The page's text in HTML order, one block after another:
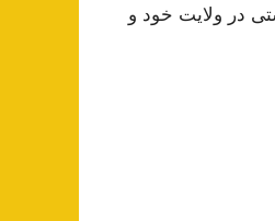
در ولایت خود و